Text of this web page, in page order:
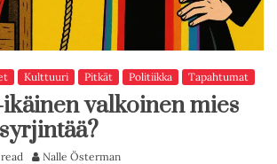
Kulttuuri Pitkät Politiikka Tapahtumat
valkoinen mies
read Nalle Österman